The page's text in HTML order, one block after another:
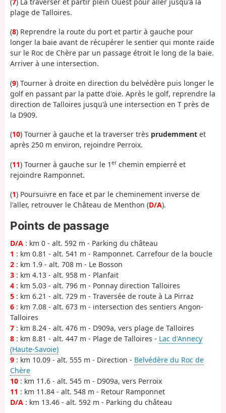
plage de Talloires.
(8) Reprendre la route du port et partir à gauche pour
longer la baie avant de récupérer le sentier qui monte raide
sur le Roc de Chère par un passage étroit le long de la baie.
Arriver à une intersection.
(9) Tourner à droite en direction du belvédère puis longer le
golf en passant par la patte d'oie. Après le golf, reprendre la
direction de Talloires jusqu'à une intersection en T près de
la D909.
(10) Tourner à gauche et la traverser très prudemment et
après 250 m environ, rejoindre Perroix.
(11) Tourner à gauche sur le 1 er chemin empierré et
rejoindre Ramponnet.
(1) Poursuivre en face et par le cheminement inverse de
l'aller, retrouver le Château de Menthon (D/A).
Points de passage
D/A : km 0 - alt. 592 m - Parking du château
1 : km 0.81 - alt. 541 m - Ramponnet. Carrefour de la boucle
2 : km 1.9 - alt. 708 m - Le Bosson
3 : km 4.13 - alt. 958 m - Planfait
4 : km 5.03 - alt. 796 m - Ponnay direction Talloires
5 : km 6.21 - alt. 729 m - Traversée de route à La Pirraz
6 : km 7.08 - alt. 673 m - intersection des sentiers Angon-
Talloires
7 : km 8.24 - alt. 476 m - D909a, vers plage de Talloires
8 : km 8.81 - alt. 447 m - Plage de Talloires - Lac d'Annecy
(Haute-Savoie)
9 : km 10.09 - alt. 555 m - Direction - Belvédère du Roc de
Chère
10 : km 11.6 - alt. 545 m - D909a, vers Perroix
11 : km 11.84 - alt. 548 m - Retour Ramponnet
D/A : km 13.46 - alt. 592 m - Parking du château